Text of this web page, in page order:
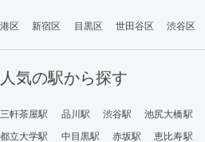
港区 新宿区 目黒区 世田谷区 渋谷区
人気の駅から探す
三軒茶屋駅 品川駅 渋谷駅 池尻大橋駅
都立大学駅
中目黒駅 赤坂駅 恵比寿駅